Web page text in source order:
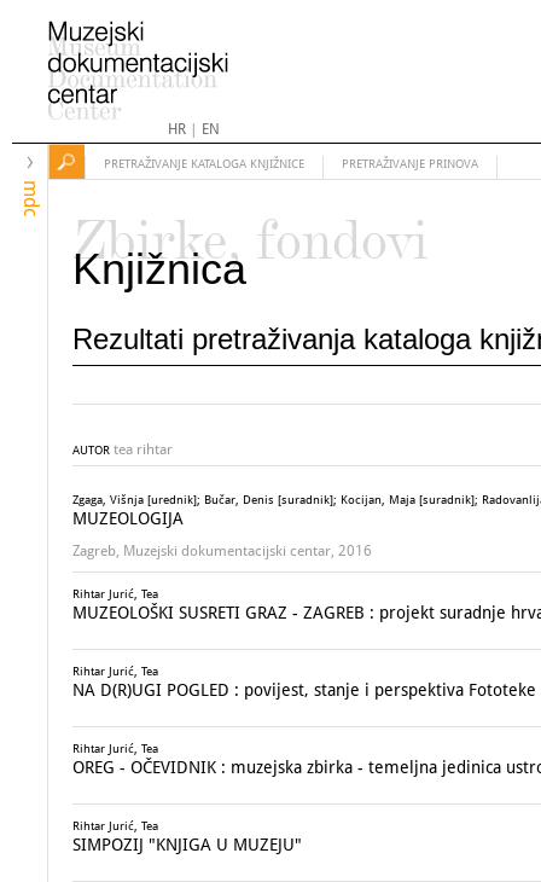
HR| EN
mdc
PRETRAŽIVANJE KATALOGA KNJIŽNICE PRETRAŽIVANJE PRINOVA
Zbirke, fondovi
Knjižnica
Rezultati pretraživanja kataloga
AUTOR tea rihtar
Zgaga, Višnja [urednik]; Bučar, Denis [suradnik]; Kocijan, Maja [suradnik];
MUZEOLOGIJA
Zagreb, Muzejski dokumentacijski centar, 2016
Rihtar Jurić, Tea
MUZEOLOŠKI SUSRETI GRAZ - ZAGREB : projekt
Rihtar Jurić, Tea
NA D(R)UGI POGLED : povijest, stanje i perspektiva
Rihtar Jurić, Tea
OREG - OČEVIDNIK : muzejska zbirka - temeljna jedinica
Rihtar Jurić, Tea
SIMPOZIJ "KNJIGA U MUZEJU"